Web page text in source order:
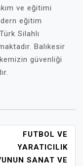
ve eğitimi
eğitim
Silahlı
Balıkesir
güvenliği
FUTBOL VE
YARATICILIK
SANAT VE